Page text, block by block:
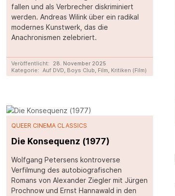
fallen und als Verbrecher diskriminiert
werden. Andreas Wilink über ein radikal
modernes Kunstwerk, das die
Anachronismen zelebriert.
Veröffentlicht:
28. November 2025
Kategorie: Auf DVD, Boys Club, Film, Kritiken (Film)
QUEER CINEMA CLASSICS
Die Konsequenz (1977)
Wolfgang Petersens kontroverse
Verfilmung des autobiografischen
Romans von Alexander Ziegler mit Jürgen
Prochnow und Ernst Hannawald in den